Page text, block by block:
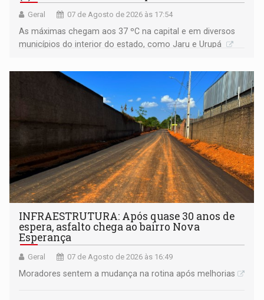
Geral 07 de Agosto de 2026 às 17:54
As máximas chegam aos 37 ºC na capital e em diversos
municípios do interior do estado, como Jaru e Urupá
INFRAESTRUTURA: Após quase 30 anos de
espera, asfalto chega ao bairro Nova
Esperança
Geral 07 de Agosto de 2026 às 16:49
Moradores sentem a mudança na rotina após melhorias